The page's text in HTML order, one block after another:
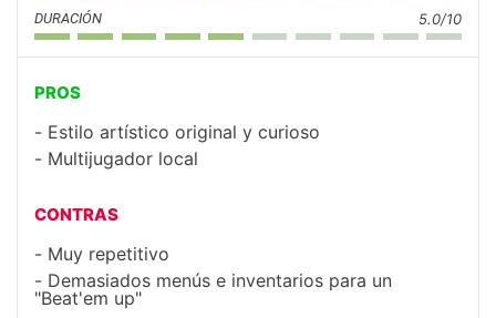
DURACIÓN 5.0/10
PROS
Estilo artístico original y curioso
Multijugador local
CONTRAS
Muy repetitivo
Demasiados menús e inventarios para un
"Beat'em up"